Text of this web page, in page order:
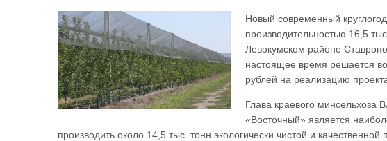
Новый современный
производительностью 16,5
Левокумском районе
настоящее время решается
рублей на реализацию
Глава краевого минсельхоза
«Восточный» является
производить около 14,5 тыс. тонн экологически чистой и качественной